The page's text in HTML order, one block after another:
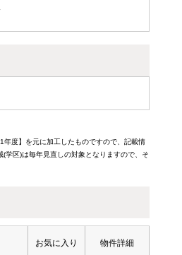
度】を元に加工したものですので、記載情
学区)は毎年見直しの対象となりますので、そ
お気に入り 物件詳細